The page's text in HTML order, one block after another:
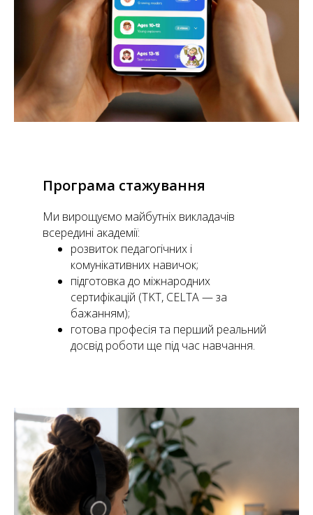
Програма стажування
Ми вирощуємо майбутніх викладачів
всередині академії:
розвиток педагогічних і
комунікативних навичок;
підготовка до міжнародних
сертифікацій (TKT, CELTA — за
бажанням);
готова професія та перший реальний
досвід роботи ще під час навчання.